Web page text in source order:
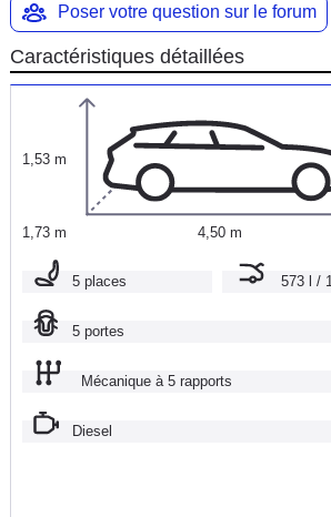
Poser votre question sur le forum
Caractéristiques détaillées
1,53 m
1,73 m 4,50 m
5 places 573 l /
5 portes
Mécanique à 5 rapports
Diesel